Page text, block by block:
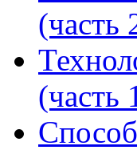
(часть
(часть